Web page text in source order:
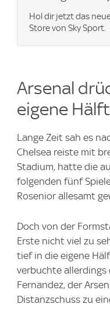
Hol dir jetzt das
Store von Sky Sport.
Arsenal
eigene
Lange Zeit sah es
Chelsea reiste mit
Stadium, hatte die
folgenden fünf
Rosenior allesamt
Doch von der
Erste nicht viel zu
tief in die eigene
verbuchte allerdings
Fernandez, der
Distanzschuss zu